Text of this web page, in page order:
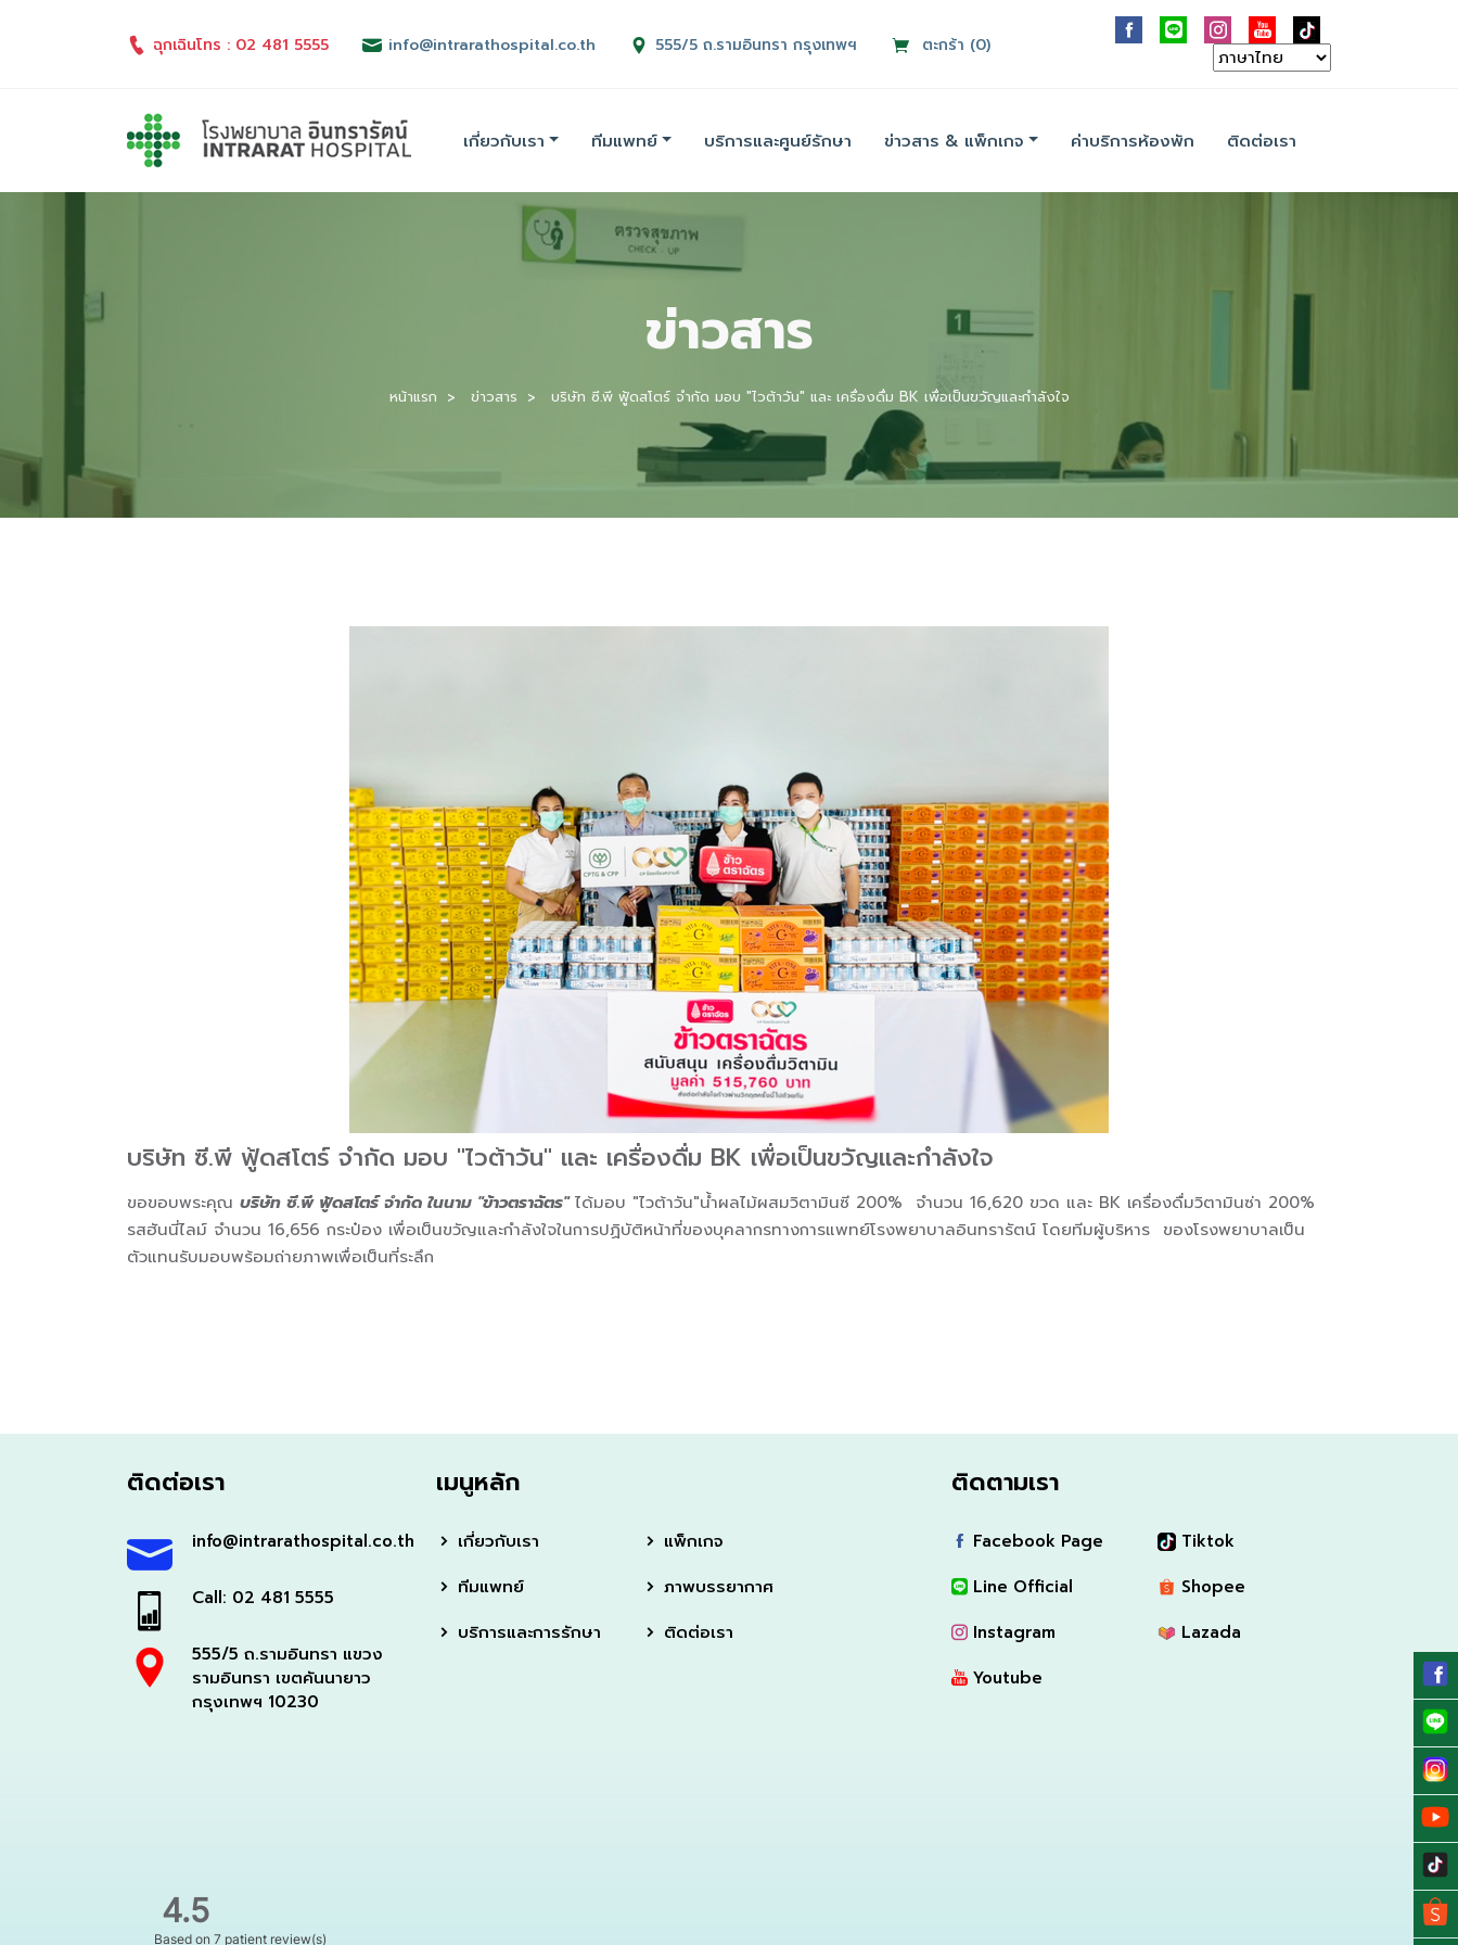
ฉุกเฉินโทร : 02 481 5555 info@intrarathospital.co.th 555/5 ถ.รามอินทรา กรุงเทพฯ ตะกร้า (0)
เกี่ยวกับเรา ทีมแพทย์ บริการและศูนย์รักษา ข่าวสาร & แพ็กเกจ ค่าบริการห้องพัก ติดต่อเรา
ข่าวสาร
หน้าแรก ข่าวสาร บริษัท ซี.พี ฟู้ดสโตร์ จำกัด มอบ "ไวต้าวัน" และ เครื่องดื่ม BK เพื่อเป็นขวัญและกำลังใจ
บริษัท ซี.พี ฟู้ดสโตร์ จำกัด มอบ "ไวต้าวัน" และ เครื่องดื่ม BK เพื่อเป็นขวัญและกำลังใจ
ขอขอบพระคุณ บริษัท ซี.พี ฟู้ดสโตร์ จำกัด ในนาม "ข้าวตราฉัตร"ได้มอบ "ไวต้าวัน"น้ำผลไม้ผสมวิตามินซี 200% จำนวน 16,620 ขวด และ BK เครื่องดื่มวิตามินซ่า 200%
รสฮันนี่ไลม์ จำนวน 16,656 กระป๋อง เพื่อเป็นขวัญและกำลังใจในการปฏิบัติหน้าที่ของบุคลากรทางการแพทย์โรงพยาบาลอินทรารัตน์ โดยทีมผู้บริหาร ของโรงพยาบาลเป็น
ตัวแทนรับมอบพร้อมถ่ายภาพเพื่อเป็นที่ระลึก
ติดต่อเรา
info@intrarathospital.co.th
Call: 02 481 5555
555/5 ถ.รามอินทรา แขวง
รามอินทรา เขตคันนายาว
กรุงเทพฯ 10230
4.5
Based on 7 patient review(s)
เมนูหลัก
เกี่ยวกับเรา
ทีมแพทย์
บริการและการรักษา
แพ็กเกจ
ภาพบรรยากาศ
ติดต่อเรา
ติดตามเรา
Facebook Page
Line Official
Instagram
Youtube
Tiktok
Shopee
Lazada